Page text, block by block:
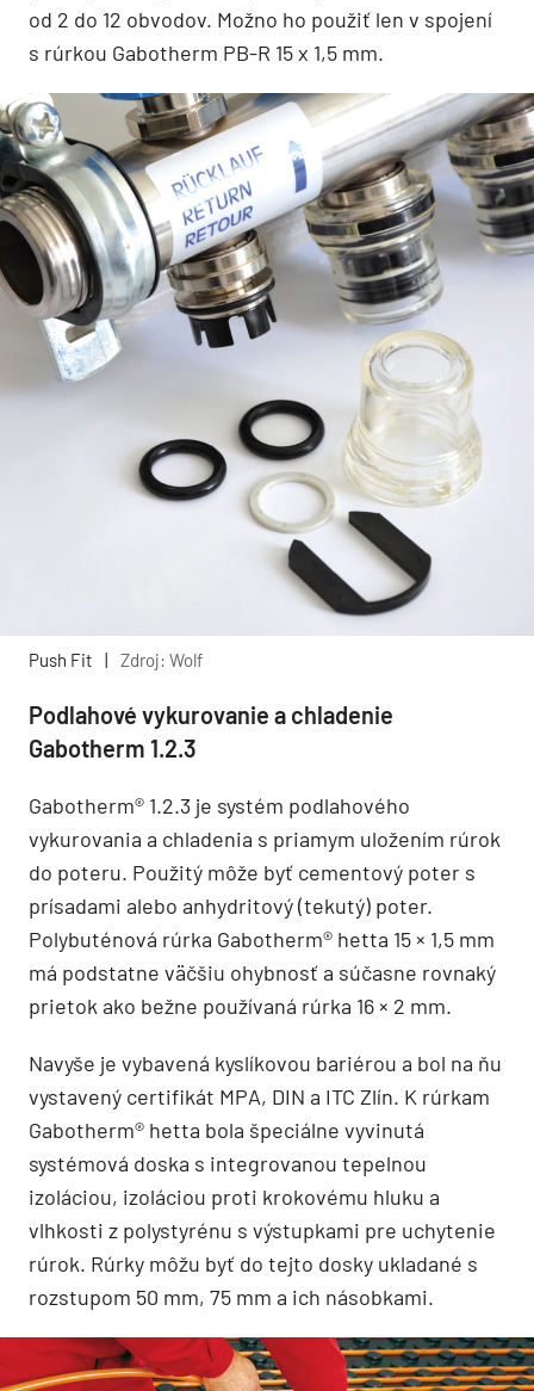
od 2 do 12 obvodov. Možno ho použiť len v spojení
s rúrkou Gabotherm PB-R 15 x 1,5 mm.
Push Fit | Zdroj: Wolf
Podlahové vykurovanie a chladenie
Gabotherm 1.2.3
Gabotherm® 1.2.3 je systém podlahového
vykurovania a chladenia s priamym uložením rúrok
do poteru. Použitý môže byť cementový poter s
prísadami alebo anhydritový (tekutý) poter.
Polybuténová rúrka Gabotherm® hetta 15 × 1,5 mm
má podstatne väčšiu ohybnosť a súčasne rovnaký
prietok ako bežne používaná rúrka 16 × 2 mm.
Navyše je vybavená kyslíkovou bariérou a bol na ňu
vystavený certifikát MPA, DIN a ITC Zlín. K rúrkam
Gabotherm® hetta bola špeciálne vyvinutá
systémová doska s integrovanou tepelnou
izoláciou, izoláciou proti krokovému hluku a
vlhkosti z polystyrénu s výstupkami pre uchytenie
rúrok. Rúrky môžu byť do tejto dosky ukladané s
rozstupom 50 mm, 75 mm a ich násobkami.